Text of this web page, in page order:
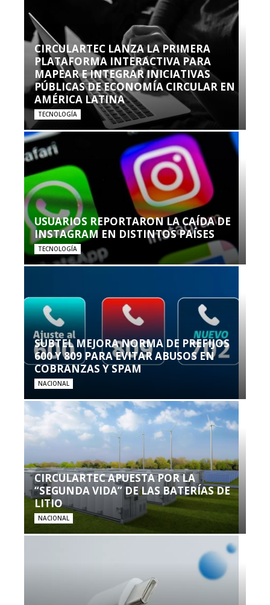
CIRCULARTEC LANZA LA PRIMERA
PLATAFORMA INTERACTIVA PARA
MAPEAR E INTEGRAR INICIATIVAS
PÚBLICAS DE ECONOMÍA CIRCULAR EN
AMÉRICA LATINA
TECNOLOGÍA
USUARIOS REPORTARON LA CAÍDA DE
INSTAGRAM EN DISTINTOS PAÍSES
TECNOLOGÍA
SUBTEL MEJORA NORMA DE PREFIJOS
600 Y 809 PARA EVITAR ABUSOS EN
COBRANZAS Y SPAM
NACIONAL
CIRCULARTEC APUESTA POR LA
“SEGUNDA VIDA” DE LAS BATERÍAS DE
LITIO
NACIONAL